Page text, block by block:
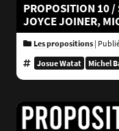
PROPOSITION 10 /
JOYCE JOINER,
Les propositions |
Josue Watat Michel